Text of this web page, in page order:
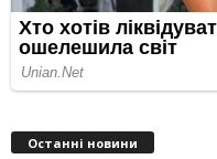
Останні новини